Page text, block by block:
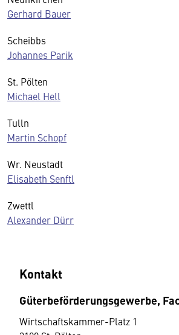
Gerhard Bauer
Scheibbs
Johannes Parik
St. Pölten
Michael Hell
Tulln
Martin Schopf
Wr. Neustadt
Elisabeth Senftl
Zwettl
Alexander Dürr
Kontakt
Güterbeförderungsgewerbe,
Wirtschaftskammer-Platz 1